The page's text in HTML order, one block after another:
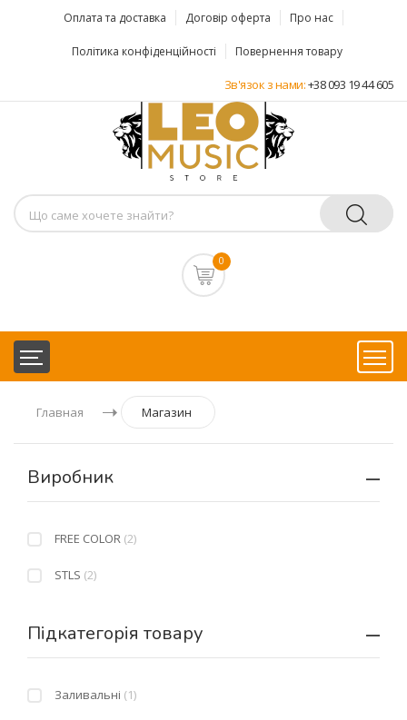
Оплата та доставка Договір оферта Про нас
Політика конфіденційності Повернення товару
Зв'язок з нами:+38 093 19 44 605
0
Главная Магазин
Виробник
FREE COLOR (2)
STLS (2)
Підкатегорія товару
Заливальні (1)